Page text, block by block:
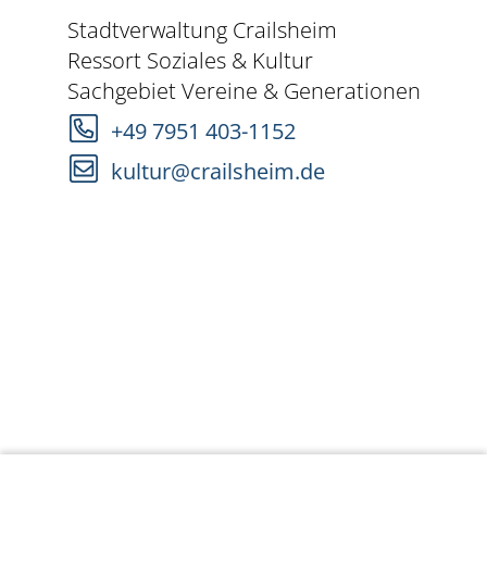
Stadtverwaltung Crailsheim
Ressort Soziales & Kultur
Sachgebiet Vereine & Generationen
+49 7951 403-1152
kultur@crailsheim.de